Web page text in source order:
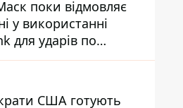
поки відмовляє
у використанні
для ударів по
Росії – ЗМІ
США готують